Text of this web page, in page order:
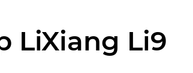
LiXiang Li9